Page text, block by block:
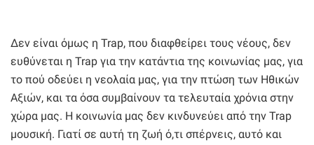
Δεν είναι όμως η Trap, που διαφθείρει τους νέους, δεν
ευθύνεται η Trap για την κατάντια της κοινωνίας μας, για
το πού οδεύει η νεολαία μας, για την πτώση των Ηθικών
Αξιών, και τα όσα συμβαίνουν τα τελευταία χρόνια στην
χώρα μας. Η κοινωνία μας δεν κινδυνεύει από την Trap
μουσική. Γιατί σε αυτή τη ζωή ό,τι σπέρνεις, αυτό και